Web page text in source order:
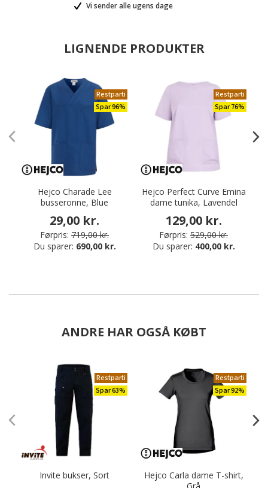
Vi sender alle ugens dage
LIGNENDE PRODUKTER
Restparti
Spar 96%
Hejco Charade Lee
busseronne, Blue
29,00 kr.
Førpris: 719,00 kr.
Du sparer: 690,00 kr.
Restparti
Spar 76%
Hejco Perfect Curve Emina
dame tunika, Lavendel
129,00 kr.
Førpris: 529,00 kr.
Du sparer: 400,00 kr.
ANDRE HAR OGSÅ KØBT
Restparti
Spar 63%
Invite bukser, Sort
Restparti
Spar 92%
Hejco Carla dame T-shirt,